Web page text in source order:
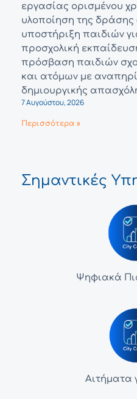
εργασίας ορισμένου
υλοποίηση της
υποστήριξη παιδιών
προσχολική
πρόσβαση παιδιών
και ατόμων με
δημιουργικής
7 Αυγούστου, 2026
Περισσότερα »
Σημαντικές
Ψηφιακά
Αιτήματα